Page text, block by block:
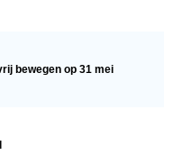
bewegen op 31 mei